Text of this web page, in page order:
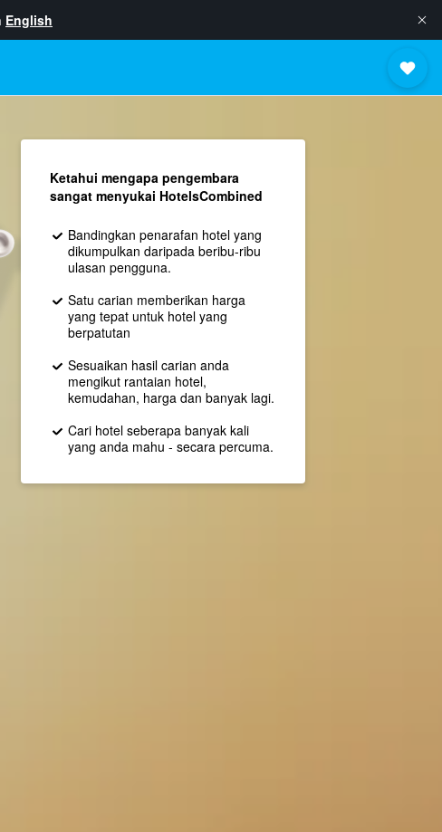
English
Ketahui mengapa pengembara
sangat menyukai HotelsCombined
Bandingkan penarafan hotel yang
dikumpulkan daripada beribu-ribu
ulasan pengguna.
Satu carian memberikan harga
yang tepat untuk hotel yang
berpatutan
Sesuaikan hasil carian anda
mengikut rantaian hotel,
kemudahan, harga dan banyak lagi.
Cari hotel seberapa banyak kali
yang anda mahu - secara percuma.